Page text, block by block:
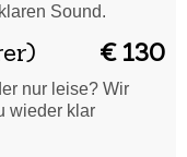
Sound.
€ 130
nur leise? Wir
wieder klar